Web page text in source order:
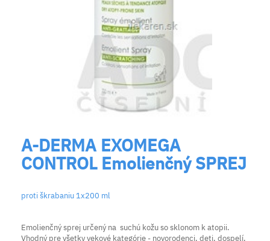
A-DERMA EXOMEGA
CONTROL Emolienčný SPREJ
proti škrabaniu 1x200 ml
Emolienčný sprej určený na suchú kožu so sklonom k atopii.
Vhodný pre všetky vekové kategórie - novorodenci, deti, dospelí,